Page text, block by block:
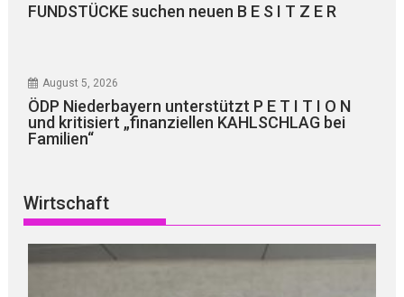
FUNDSTÜCKE suchen neuen B E S I T Z E R
August 5, 2026
ÖDP Niederbayern unterstützt P E T I T I O N
und kritisiert „finanziellen KAHLSCHLAG bei
Familien“
Wirtschaft